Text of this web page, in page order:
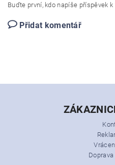
Buďte první, kdo napíše příspěvek k
Přidat komentář